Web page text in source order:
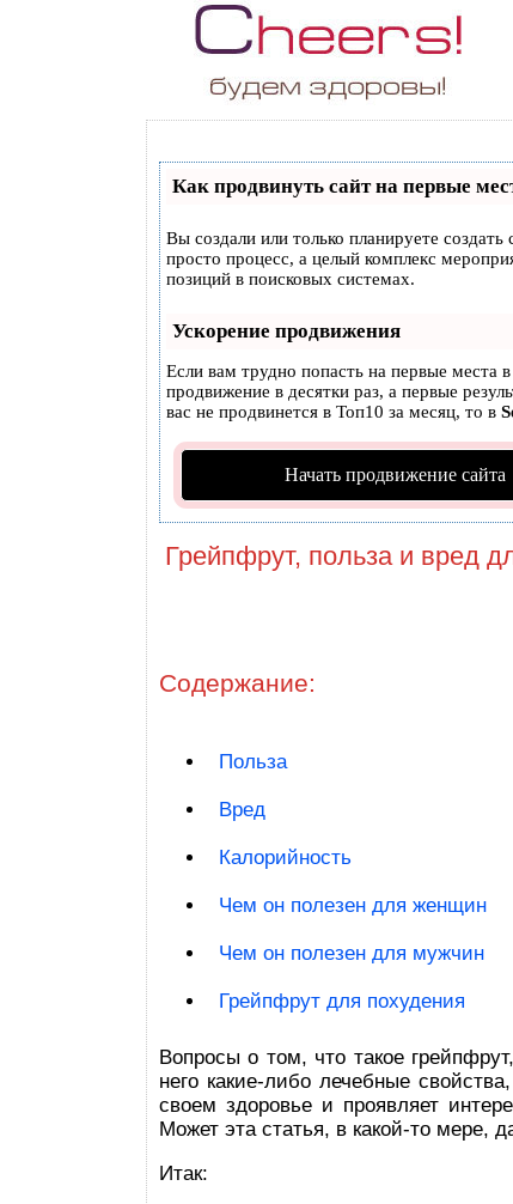
Как продвинуть сайт на первые
Вы создали или только планируете
просто процесс, а целый комплекс
позиций в поисковых системах.
Ускорение продвижения
Если вам трудно попасть на первые места
продвижение в десятки раз, а первые
вас не продвинется в Топ10 за месяц, то в
Начать продвижение сайта
Грейпфрут, польза и вред
Содержание:
Польза
Вред
Калорийность
Чем он полезен для женщин
Чем он полезен для мужчин
Грейпфрут для похудения
Вопросы о том, что такое
него какие-либо лечебные
своем здоровье и проявляет
Может эта статья, в какой-то мере,
Итак: